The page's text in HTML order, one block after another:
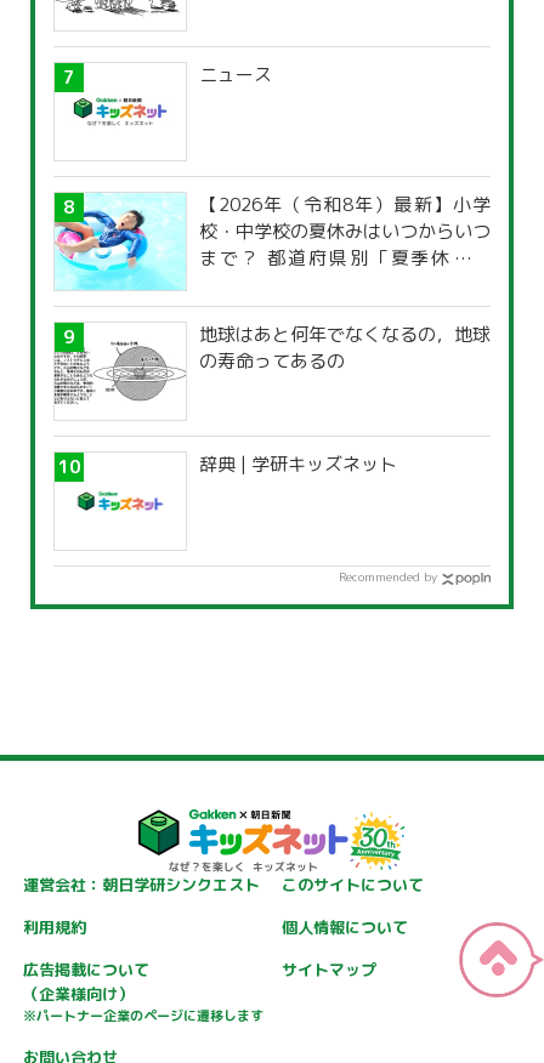
ニュース
【2026年（令和8年）最新】小学
校・中学校の夏休みはいつからいつ
まで？ 都道府県別「夏季休暇一
地球はあと何年でなくなるの，地球
の寿命ってあるの
辞典 | 学研キッズネット
Recommended by
運営会社：朝日学研シンクエスト
このサイトについて
利用規約
個人情報について
広告掲載について
（企業様向け）
※パートナー企業のページに遷移します
サイトマップ
お問い合わせ